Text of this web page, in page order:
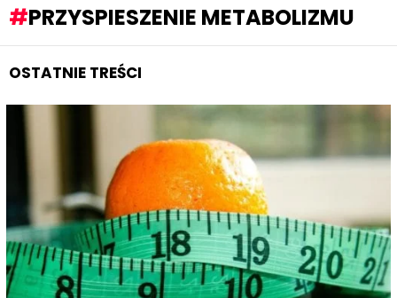
PRZYSPIESZENIE METABOLIZMU
OSTATNIE TREŚCI